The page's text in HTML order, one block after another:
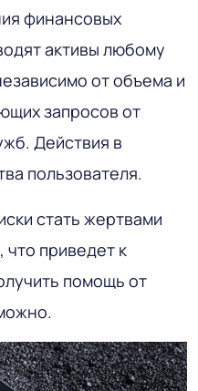
финансовых
активы любому
от объема и
запросов от
Действия в
пользователя.
стать жертвами
приведет к
помощь от